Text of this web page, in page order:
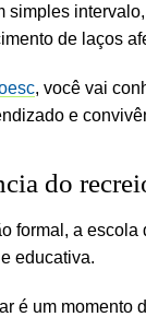
simples
de laços
, você vai
e
do
formal, a
educativa.
é um momento